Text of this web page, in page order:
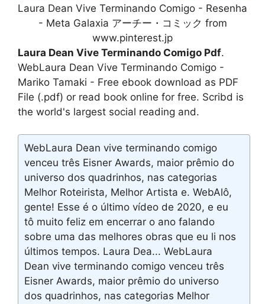
Laura Dean Vive Terminando Comigo - Resenha
- Meta Galaxia アーチー・コミック from
www.pinterest.jp
Laura Dean Vive Terminando Comigo Pdf.
WebLaura Dean Vive Terminando Comigo -
Mariko Tamaki - Free ebook download as PDF
File (.pdf) or read book online for free. Scribd is
the world's largest social reading and.
WebLaura Dean vive terminando comigo
venceu três Eisner Awards, maior prêmio do
universo dos quadrinhos, nas categorias
Melhor Roteirista, Melhor Artista e. WebAlô,
gente! Esse é o último vídeo de 2020, e eu
tô muito feliz em encerrar o ano falando
sobre uma das melhores obras que eu li nos
últimos tempos. Laura Dea... WebLaura
Dean vive terminando comigo venceu três
Eisner Awards, maior prêmio do universo
dos quadrinhos, nas categorias Melhor